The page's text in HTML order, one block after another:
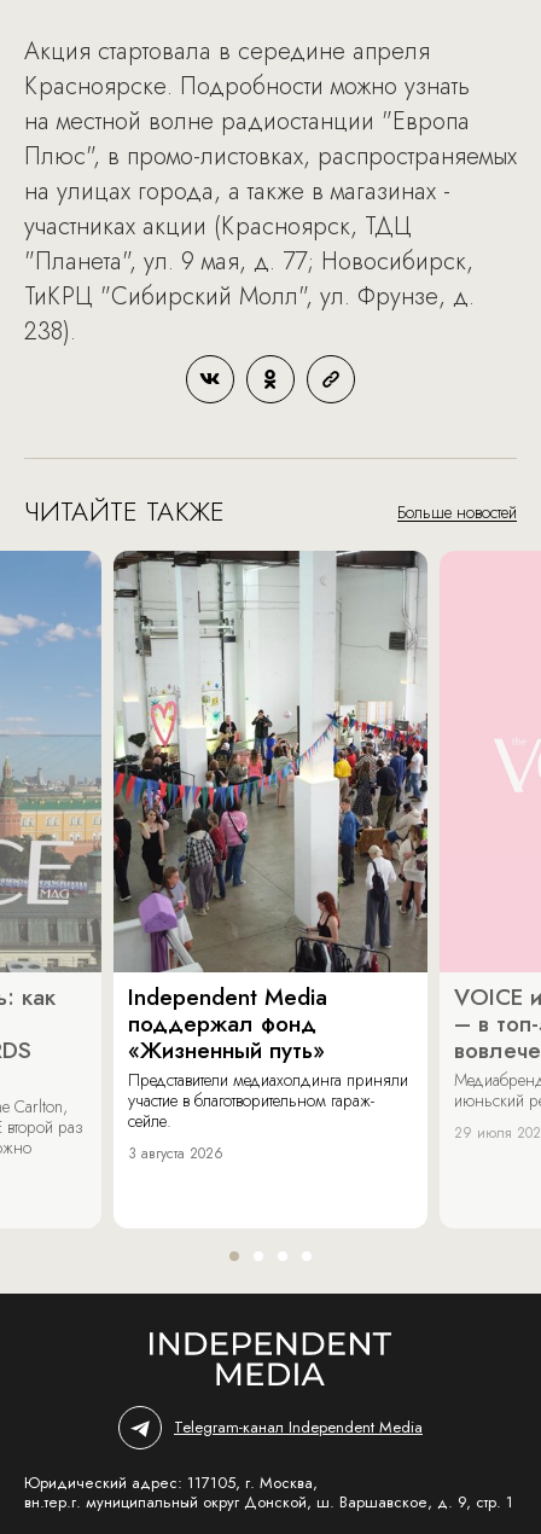
Акция стартовала в середине апреля
Красноярске. Подробности можно узнать
на местной волне радиостанции "Европа
Плюс", в промо-листовках, распространяемых
на улицах города, а также в магазинах -
участниках акции (Красноярск, ТДЦ
"Планета", ул. 9 мая, д. 77; Новосибирск,
ТиКРЦ "Сибирский Молл", ул. Фрунзе, д.
238).
ЧИТАЙТЕ ТАКЖЕ Больше новостей
как
Carlton,
раз
Independent Media
поддержал фонд
«Жизненный путь»
Представители медиахолдинга приняли
участие в благотворительном гараж-
сейле.
3 августа 2026
VOICE
– в
июньский
29 июля
Telegram-канал Independent Media
Юридический адрес: 117105, г. Москва,
вн.тер.г. муниципальный округ Донской, ш. Варшавское, д. 9, стр. 1